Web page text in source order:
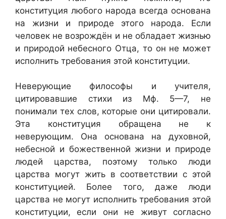
конституция любого народа всегда основана
на жизни и природе этого народа. Если
человек не возрождён и не обладает жизнью
и природой небесного Отца, то он не может
исполнить требования этой конституции.
Неверующие философы и учителя,
цитировавшие стихи из Мф. 5—7, не
понимали тех слов, которые они цитировали.
Эта конституция обращена не к
неверующим. Она основана на духовной,
небесной и божественной жизни и природе
людей царства, поэтому только люди
царства могут жить в соответствии с этой
конституцией. Более того, даже люди
царства не могут исполнить требования этой
конституции, если они не живут согласно